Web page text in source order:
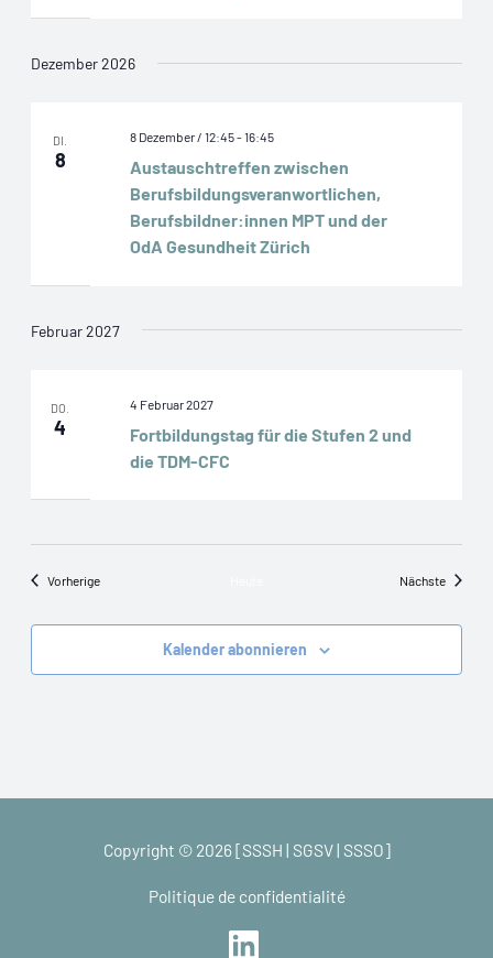
Dezember 2026
DI.
8
Austauschtreffen zwischen
Berufsbildungsveranwortlichen,
Berufsbildner:innen MPT und der
OdA Gesundheit Zürich
8 Dezember / 12:45-16:45
Februar 2027
DO.
4
Fortbildungstag für die Stufen 2 und
die TDM-CFC
4 Februar 2027
VorherigeVeranstaltungen Nächste
Kalender abonnieren
Copyright © 2026 [SSSH | SGSV | SSSO]
Politique de confidentialité